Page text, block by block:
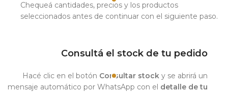
Chequeá cantidades, precios y los productos
seleccionados antes de continuar con el siguiente paso.
Consultá el stock de tu pedido
Hacé clic en el botón Consultar stock y se abrirá un
mensaje automático por WhatsApp con el detalle de tu